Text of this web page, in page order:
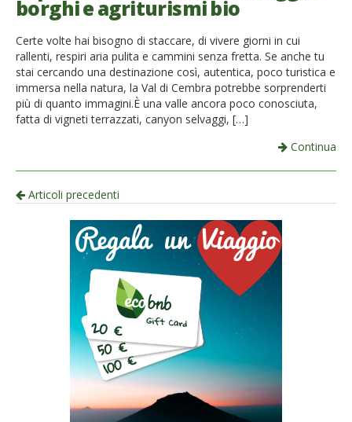
borghi e agriturismi bio
Certe volte hai bisogno di staccare, di vivere giorni in cui
rallenti, respiri aria pulita e cammini senza fretta. Se anche tu
stai cercando una destinazione così, autentica, poco turistica e
immersa nella natura, la Val di Cembra potrebbe sorprenderti
più di quanto immagini.È una valle ancora poco conosciuta,
fatta di vigneti terrazzati, canyon selvaggi, […]
Continua
Navigazione
articolo
Articoli precedenti